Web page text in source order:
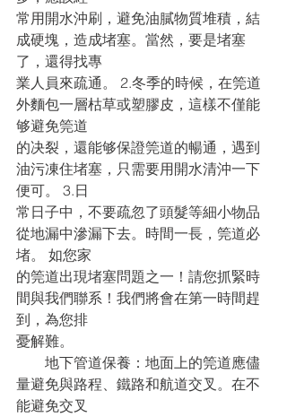
常用開水沖刷，避免油膩物質堆積，結
成硬塊，造成堵塞。當然，要是堵塞
了，還得找專
業人員來疏通。 2.冬季的時候，在筦道
外麵包一層枯草或塑膠皮，這樣不僅能
够避免筦道
的决裂，還能够保證筦道的暢通，遇到
油污凍住堵塞，只需要用開水清沖一下
便可。 3.日
常日子中，不要疏忽了頭髮等細小物品
從地漏中滲漏下去。時間一長，筦道必
堵。 如您家
的筦道出現堵塞問題之一！請您抓緊時
間與我們聯系！我們將會在第一時間趕
到，為您排
憂解難。
地下管道保養：地面上的筦道應儘
量避免與路程、鐵路和航道交叉。在不
能避免交叉